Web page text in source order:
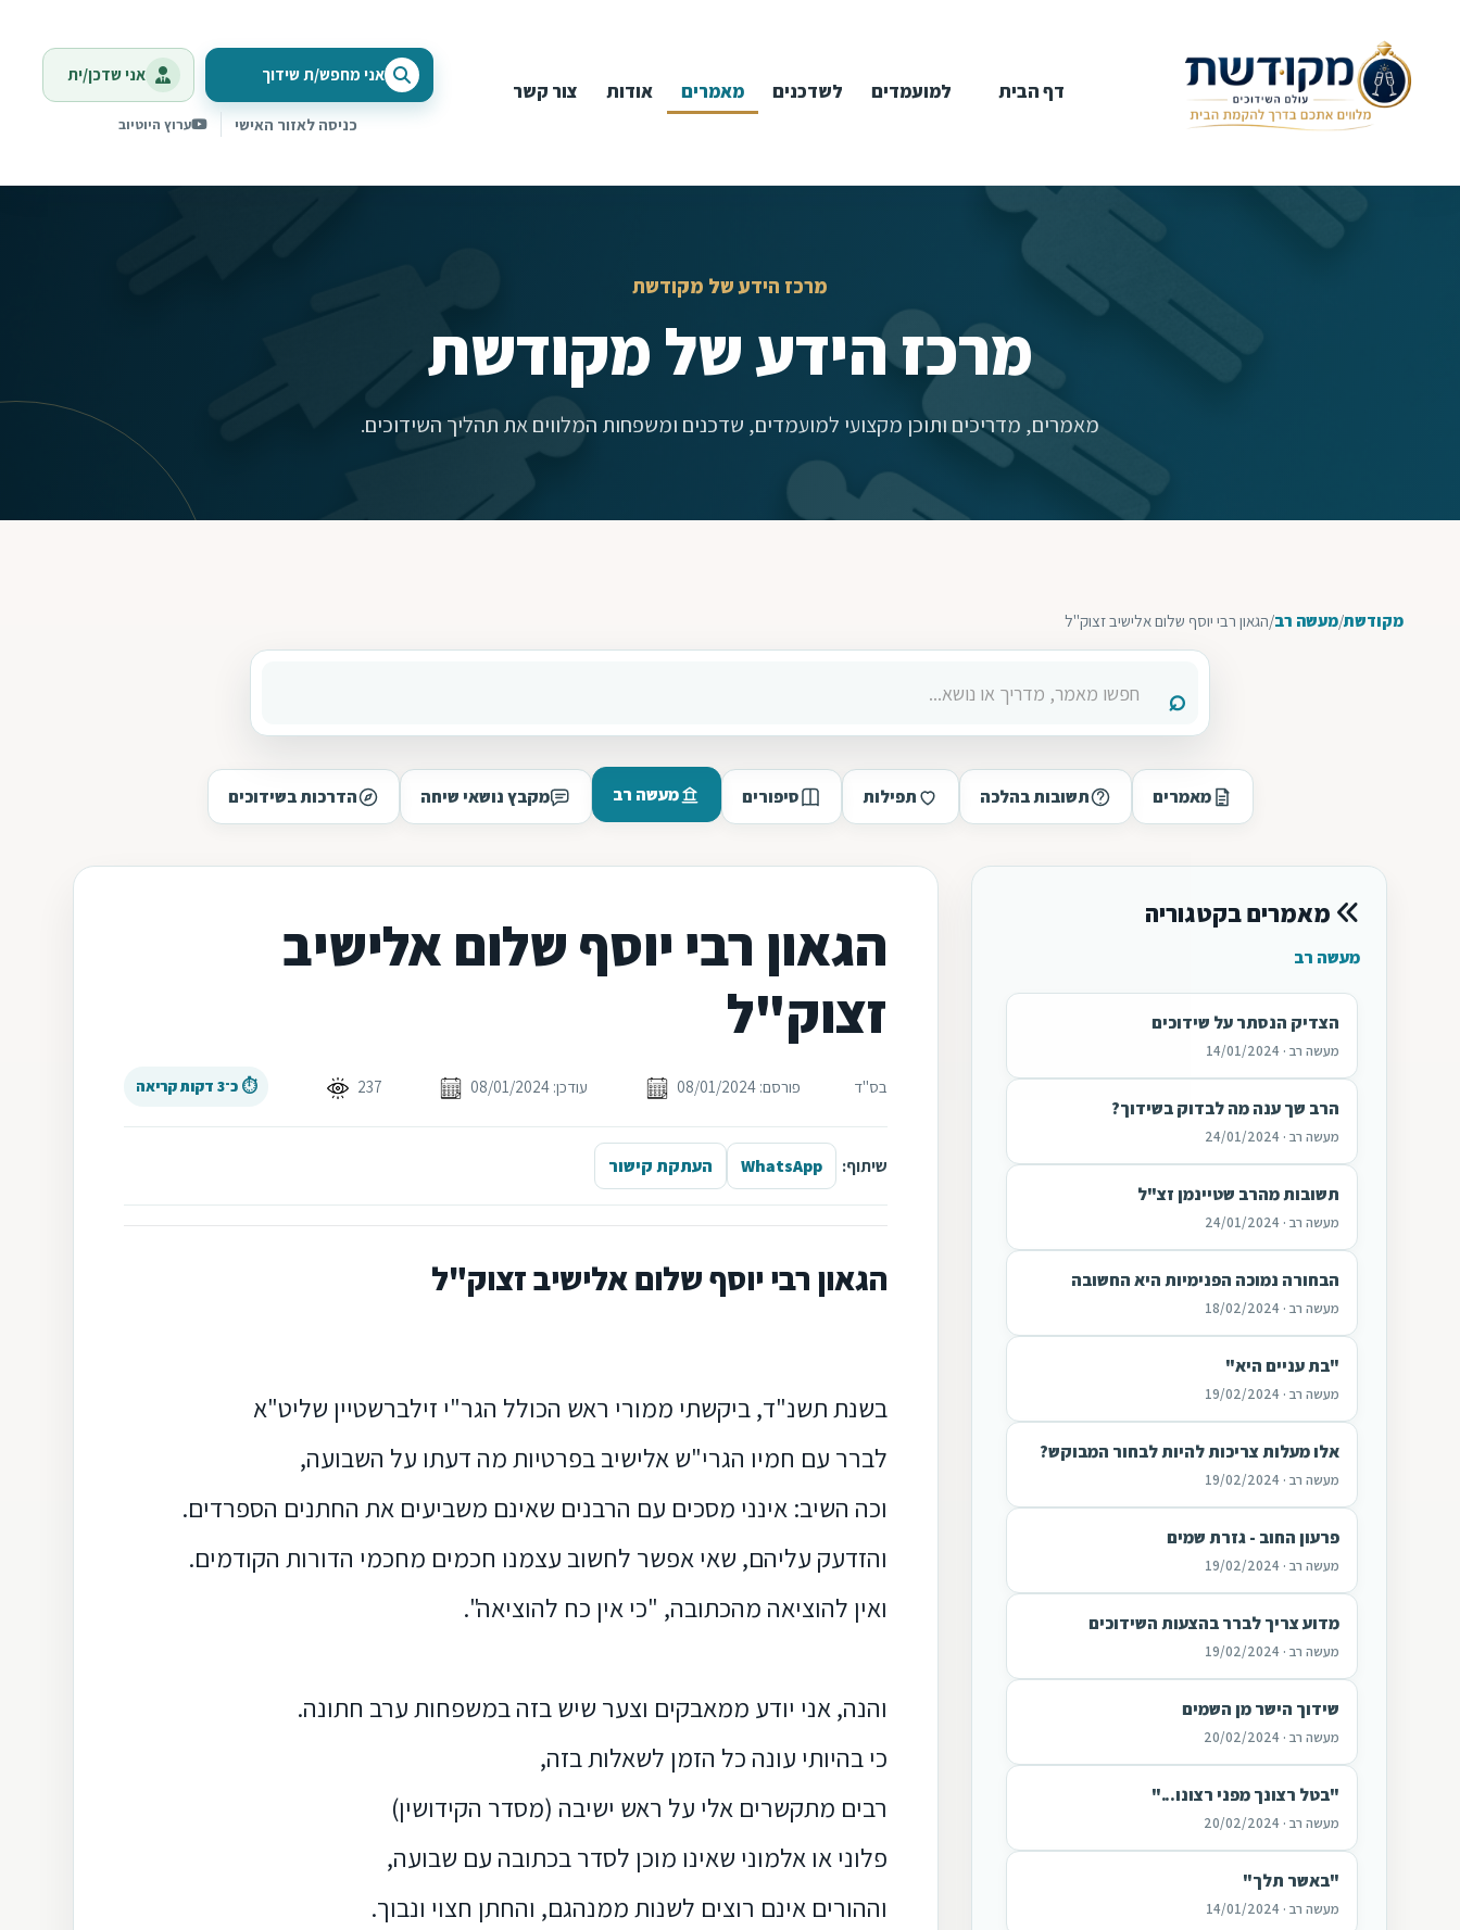
דף הבית למועמדים לשדכנים מאמרים אודות צור קשר
אני מחפש/ת שידוך אני שדכן/ית
כניסה לאזור האישי ערוץ היוטיוב
מרכז הידע של מקודשת
מרכז הידע של מקודשת
מאמרים, מדריכים ותוכן מקצועי למועמדים, שדכנים ומשפחות המלווים את תהליך השידוכים.
מקודשת/מעשה רב/הגאון רבי יוסף שלום אלישיב זצוק"ל
מאמרים תשובות בהלכה תפילות סיפורים מעשה רב מקבץ נושאי שיחה הדרכות בשידוכים
מאמרים בקטגוריה
מעשה רב
הצדיק הנסתר על שידוכים
מעשה רב · 14/01/2024
הרב שך ענה מה לבדוק בשידוך?
מעשה רב · 24/01/2024
תשובות מהרב שטיינמן זצ"ל
מעשה רב · 24/01/2024
הבחורה נמוכה הפנימיות היא החשובה
מעשה רב · 18/02/2024
"בת עניים היא"
מעשה רב · 19/02/2024
אלו מעלות צריכות להיות לבחור המבוקש?
מעשה רב · 19/02/2024
פרעון החוב - גזרת שמים
מעשה רב · 19/02/2024
מדוע צריך לברר בהצעות השידוכים
מעשה רב · 19/02/2024
שידוך הישר מן השמים
מעשה רב · 20/02/2024
"בטל רצונך מפני רצונו..."
מעשה רב · 20/02/2024
"באשר תלך"
מעשה רב · 14/01/2024
הגאון רבי יוסף שלום אלישיב
זצוק"ל
בס"ד פורסם: 08/01/2024 עודכן: 08/01/2024 237 ⏱ כ־3 דקות קריאה
שיתוף: WhatsApp העתקת קישור
הגאון רבי יוסף שלום אלישיב זצוק"ל
בשנת תשנ"ד, ביקשתי ממורי ראש הכולל הגר"י זילברשטיין שליט"א
לברר עם חמיו הגרי"ש אלישיב בפרטיות מה דעתו על השבועה,
וכה השיב: אינני מסכים עם הרבנים שאינם משביעים את החתנים הספרדים.
והזדעק עליהם, שאי אפשר לחשוב עצמנו חכמים מחכמי הדורות הקודמים.
ואין להוציאה מהכתובה, "כי אין כח להוציאה".
והנה, אני יודע ממאבקים וצער שיש בזה במשפחות ערב חתונה.
כי בהיותי עונה כל הזמן לשאלות בזה,
רבים מתקשרים אלי על ראש ישיבה (מסדר הקידושין)
פלוני או אלמוני שאינו מוכן לסדר בכתובה עם שבועה,
וההורים אינם רוצים לשנות ממנהגם, והחתן חצוי ונבוך.